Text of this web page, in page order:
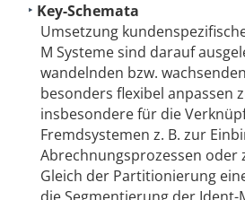
Key-Schemata
Umsetzung
M Systeme sind darauf
wandelnden bzw.
besonders flexibel anpassen
insbesondere für die
Fremdsystemen z. B. zur
Abrechnungsprozessen oder
Gleich der Partitionierung